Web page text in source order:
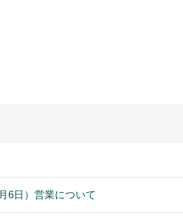
6日）営業について